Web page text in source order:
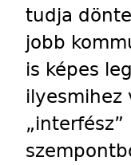
tudja
jobb
is képes
ilyesmihez